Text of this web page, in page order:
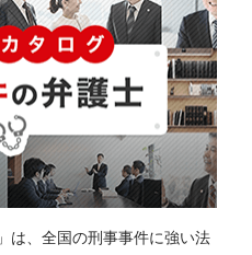
」は、全国の刑事事件に強い法